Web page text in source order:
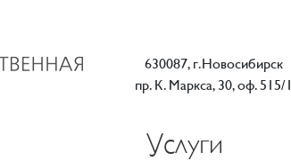
630087, г.Новосибирск
пр. К. Маркса, 30, оф. 515/1
Услуги